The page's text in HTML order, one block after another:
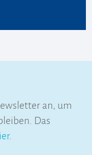
an, um
Das
.